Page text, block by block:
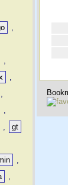
,
,
,
,
,
,
gt
,
,